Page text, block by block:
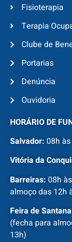
Fisioterapia
Terapia
Clube de
Portarias
Denúncia
Ouvidoria
HORÁRIO DE
Salvador: 08h
Vitória da
Barreiras: 08h
almoço das 12h
Feira de
(fecha para
13h)